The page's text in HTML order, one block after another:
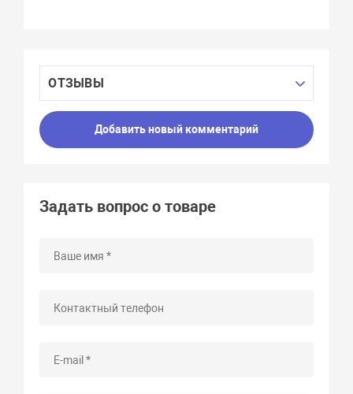
ОТЗЫВЫ
Добавить новый комментарий
Задать вопрос о товаре